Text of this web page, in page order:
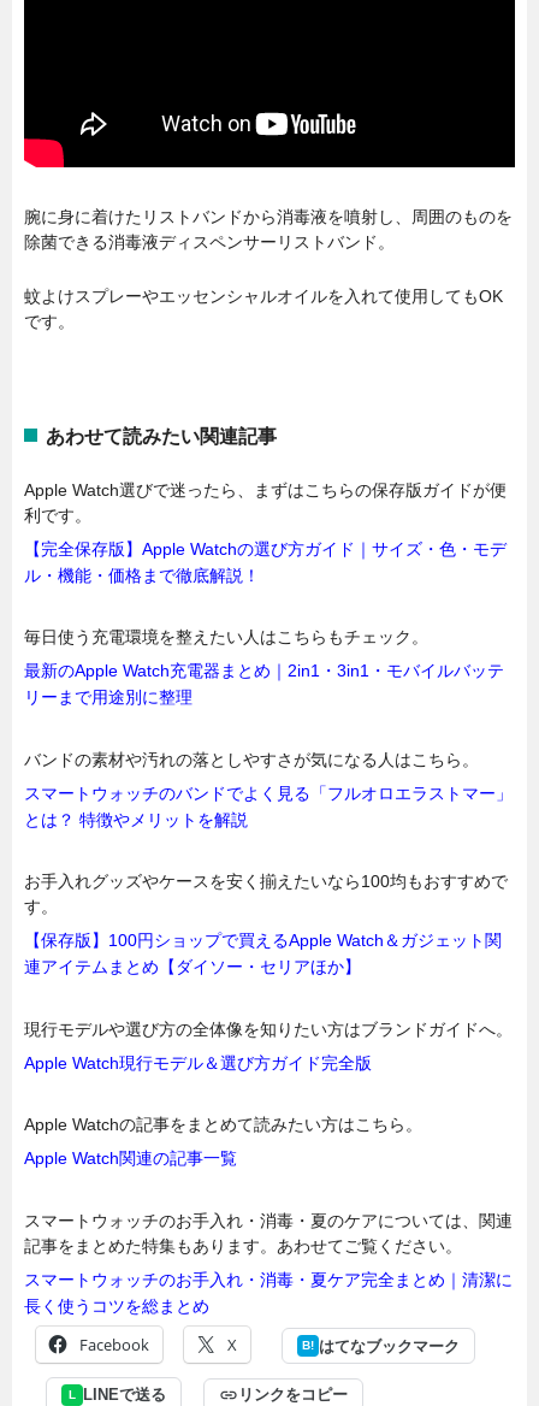
腕に身に着けたリストバンドから消毒液を噴射し、周囲のものを
除菌できる消毒液ディスペンサーリストバンド。
蚊よけスプレーやエッセンシャルオイルを入れて使用してもOK
です。
あわせて読みたい関連記事
Apple Watch選びで迷ったら、まずはこちらの保存版ガイドが便
利です。
【完全保存版】Apple Watchの選び方ガイド｜サイズ・色・モデ
ル・機能・価格まで徹底解説！
毎日使う充電環境を整えたい人はこちらもチェック。
最新のApple Watch充電器まとめ｜2in1・3in1・モバイルバッテ
リーまで用途別に整理
バンドの素材や汚れの落としやすさが気になる人はこちら。
スマートウォッチのバンドでよく見る「フルオロエラストマー」
とは？ 特徴やメリットを解説
お手入れグッズやケースを安く揃えたいなら100均もおすすめで
す。
【保存版】100円ショップで買えるApple Watch＆ガジェット関
連アイテムまとめ【ダイソー・セリアほか】
現行モデルや選び方の全体像を知りたい方はブランドガイドへ。
Apple Watch現行モデル＆選び方ガイド完全版
Apple Watchの記事をまとめて読みたい方はこちら。
Apple Watch関連の記事一覧
スマートウォッチのお手入れ・消毒・夏のケアについては、関連
記事をまとめた特集もあります。あわせてご覧ください。
スマートウォッチのお手入れ・消毒・夏ケア完全まとめ｜清潔に
長く使うコツを総まとめ
Facebook X B! はてなブックマーク
L LINEで送る リンクをコピー